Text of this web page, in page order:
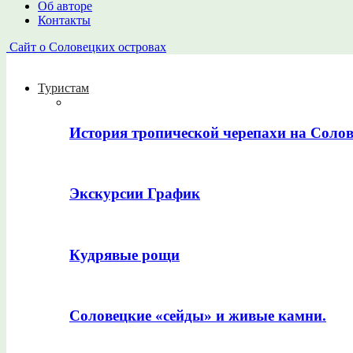
Об авторе
Контакты
Сайт о Соловецких островах
Туристам
История тропической черепахи на
Экскурсии График
Кудрявые рощи
Соловецкие «сейды» и живые камни.